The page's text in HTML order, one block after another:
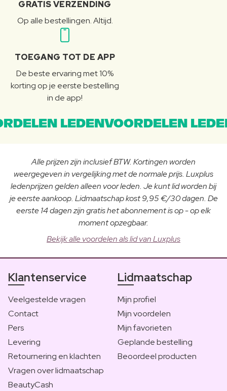
GRATIS VERZENDING
Op alle bestellingen. Altijd.
TOEGANG TOT DE APP
De beste ervaring met 10%
korting op je eerste bestelling
in de app!
LEDENVOORDELEN
Alle prijzen zijn inclusief BTW. Kortingen worden
weergegeven in vergelijking met de normale prijs. Luxplus
ledenprijzen gelden alleen voor leden. Je kunt lid worden bij
je eerste aankoop. Lidmaatschap kost 9,95 €/30 dagen. De
eerste 14 dagen zijn gratis het abonnement is op - op elk
moment opzegbaar.
Bekijk alle voordelen als lid van Luxplus
Klantenservice
Veelgestelde vragen
Contact
Pers
Levering
Retournering en klachten
Vragen over lidmaatschap
BeautyCash
Lidmaatschap
Mijn profiel
Mijn voordelen
Mijn favorieten
Geplande bestelling
Beoordeel producten